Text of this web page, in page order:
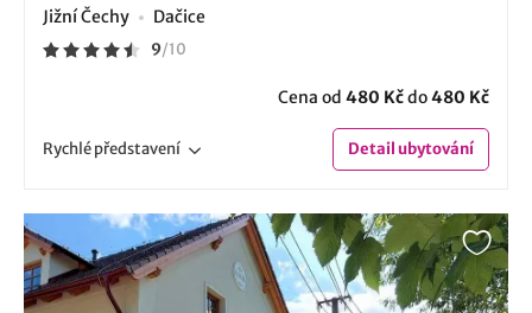
Jižní Čechy Dačice
9/10
Cena od 480 Kčdo480 Kč
Rychlépředstavení Detailubytování